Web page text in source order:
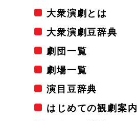
大衆演劇とは
大衆演劇豆辞典
劇団一覧
劇場一覧
演目豆辞典
はじめての観劇案内